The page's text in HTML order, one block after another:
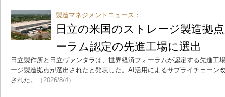
製造マネジメントニュース：
日立の米国のストレージ製造拠
ーラム認定の先進工場に選出
日立製作所と日立ヴァンタラは、世界経済フォーラムが認定する先進工
ージ製造拠点が選出されたと発表した。AI活用によるサプライチェーン
された。
（2026/8/4）